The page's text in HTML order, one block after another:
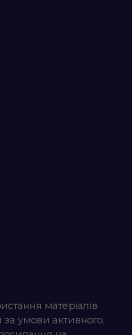
матеріалів
за умови активного,